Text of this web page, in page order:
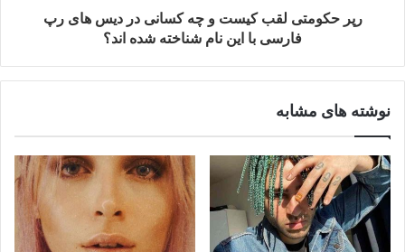
رپر حکومتی لقب کیست و چه کسانی در دیس های رپ
فارسی با این نام شناخته شده اند؟
نوشته های مشابه